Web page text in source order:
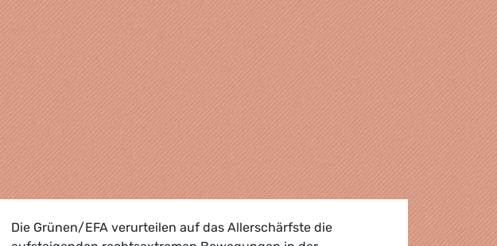
Die Grünen/EFA verurteilen auf das Allerschärfste die